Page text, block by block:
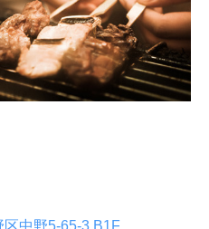
区中野5-65-3 B1F